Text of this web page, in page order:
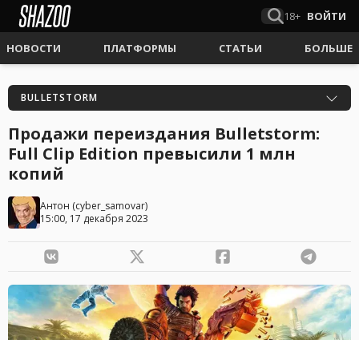
18+ ВОЙТИ
НОВОСТИ ПЛАТФОРМЫ СТАТЬИ БОЛЬШЕ
BULLETSTORM
Продажи переиздания Bulletstorm:
Full Clip Edition превысили 1 млн
копий
Антон (cyber_samovar)
15:00, 17 декабря 2023